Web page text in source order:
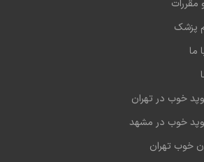
کولون و معده
مقررات
پزشک
ما
خوب در تهران
خوب در مشهد
خوب تهران